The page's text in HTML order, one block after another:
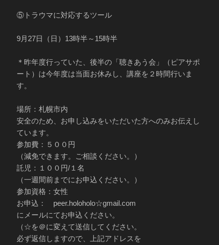
⑤トラウマに対応するツール
9月27日（日）13時半～15時半
＊昨年度行っていた、後半の「聴きあう会」（ピアサポ
ート）は今年度は当面お休みし、講座を２時間行いま
す。
場所：札幌市内
安全のため、お申し込みをいただいた方へのみお伝えし
ています。
参加費：５００円
（減免できます。ご相談ください。）
託児：１００円/１名
（一週間前までにお申込ください。）
参加資格：女性
お申込： peer.holoholo☆gmail.com
にメールにてお申込ください。
（☆を＠に変えて送信してください。
必ず返信しますので、上記アドレスを